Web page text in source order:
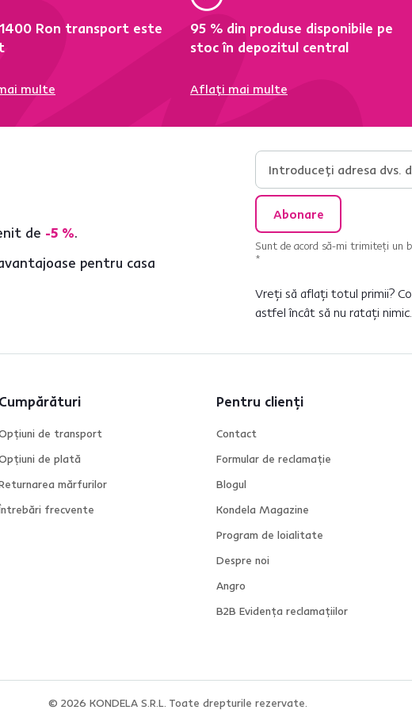
Ron transport este
multe
95 % din produse disponibile pe
stoc în depozitul central
Aflați mai multe
de -5 %.
pentru casa
Abonare
Sunt de acord să-mi trimiteți un
*
Vreți să aflați totul primii?
astfel încât să nu ratați nimic.
Cumpărături
de transport
de plată
mărfurilor
frecvente
Pentru clienți
Contact
Formular de reclamație
Blogul
Kondela Magazine
Program de loialitate
Despre noi
Angro
B2B Evidența reclamațiilor
© 2026 KONDELA S.R.L. Toate drepturile rezervate.